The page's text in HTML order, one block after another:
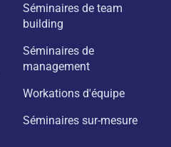
Séminaires de team
building
Séminaires de
management
Workations d'équipe
Séminaires sur-mesure